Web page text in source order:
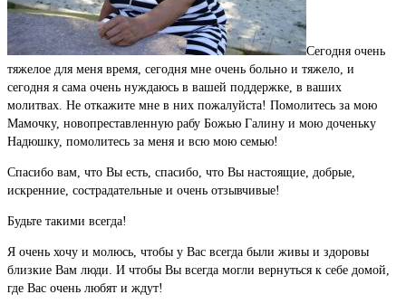
Сегодня очень
тяжелое для меня время, сегодня мне очень больно и тяжело, и
сегодня я сама очень нуждаюсь в вашей поддержке, в ваших
молитвах. Не откажите мне в них пожалуйста! Помолитесь за мою
Мамочку, новопреставленную рабу Божью Галину и мою доченьку
Надюшку, помолитесь за меня и всю мою семью!
Спасибо вам, что Вы есть, спасибо, что Вы настоящие, добрые,
искренние, сострадательные и очень отзывчивые!
Будьте такими всегда!
Я очень хочу и молюсь, чтобы у Вас всегда были живы и здоровы
близкие Вам люди. И чтобы Вы всегда могли вернуться к себе домой,
где Вас очень любят и ждут!